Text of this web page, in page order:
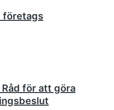
företags
för att göra